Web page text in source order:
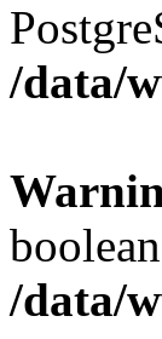
/data/
/data/